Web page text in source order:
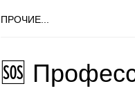
ПРОЧИЕ...
🆘